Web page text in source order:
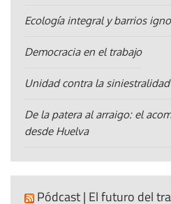
Ecología integral y barrios
Democracia en el trabajo
Unidad contra la
De la patera al arraigo: el
desde Huelva
Pódcast | El futuro del